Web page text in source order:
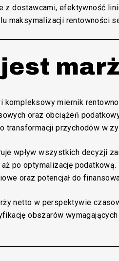
z dostawcami, efektywność
maksymalizacji rentowności
jest
kompleksowy miernik
oraz obciążeń
transformacji przychodów w
wpływ wszystkich decyzji
po optymalizację
oraz potencjał do
netto w perspektywie
obszarów